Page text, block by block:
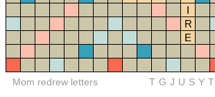
I
R
E
Mom redrew letters TGJUSYT